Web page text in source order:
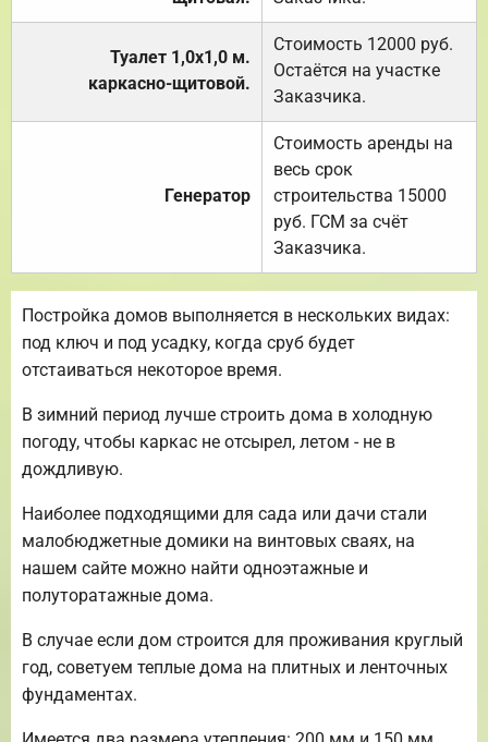
Туалет 1,0х1,0 м.
каркасно-щитовой.
Стоимость 12000 руб.
Остаётся на участке
Заказчика.
Генератор
Стоимость аренды на
весь срок
строительства 15000
руб. ГСМ за счёт
Заказчика.
Постройка домов выполняется в нескольких видах:
под ключ и под усадку, когда сруб будет
отстаиваться некоторое время.
В зимний период лучше строить дома в холодную
погоду, чтобы каркас не отсырел, летом - не в
дождливую.
Наиболее подходящими для сада или дачи стали
малобюджетные домики на винтовых сваях, на
нашем сайте можно найти одноэтажные и
полуторатажные дома.
В случае если дом строится для проживания круглый
год, советуем теплые дома на плитных и ленточных
фундаментах.